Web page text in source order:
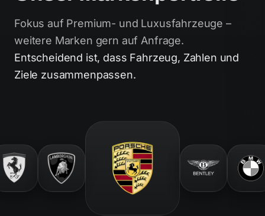
Fokus auf Premium- und Luxusfahrzeuge –
weitere Marken gern auf Anfrage.
Entscheidend ist, dass Fahrzeug, Zahlen und
Ziele zusammenpassen.